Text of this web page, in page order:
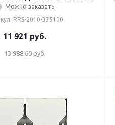
Можно заказать
RRS-2010-335100
11 921 руб.
13 988.60 руб.